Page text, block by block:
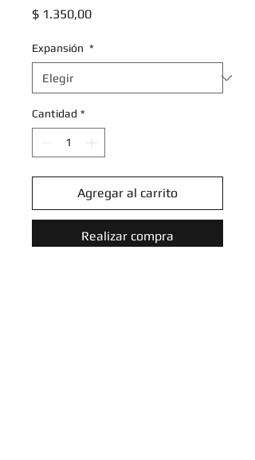
$ 1.350,00Precio
Expansión *
Cantidad *
Agregar al carrito
Realizar compra